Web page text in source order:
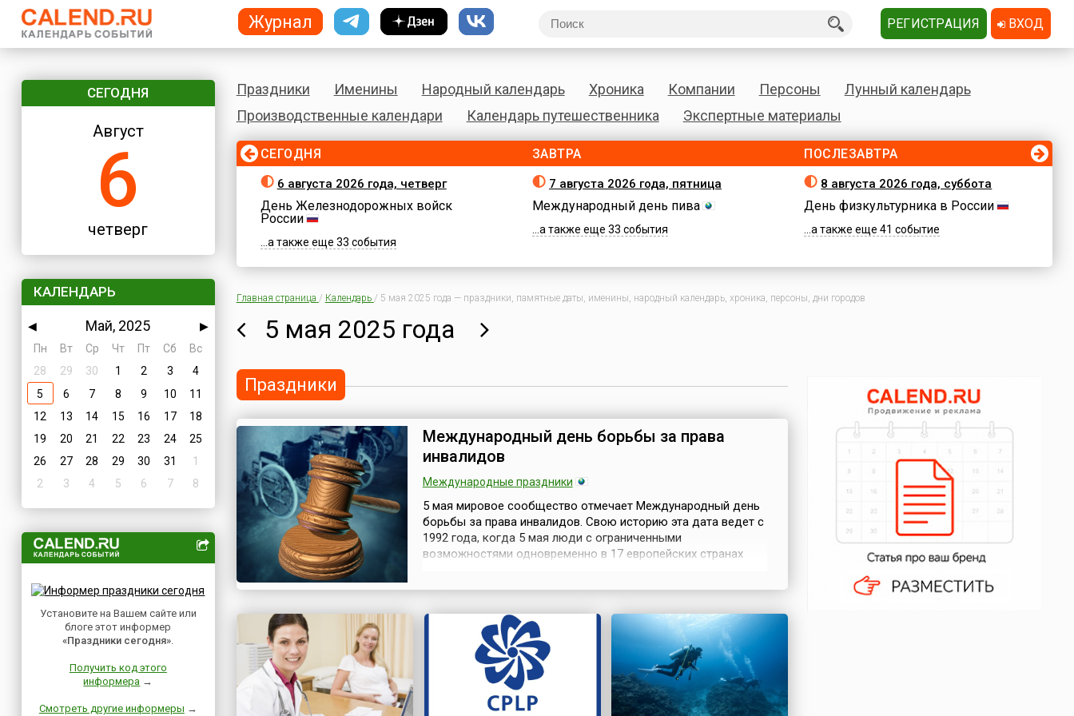
СЕГОДНЯ
Август
6
четверг
КАЛЕНДАРЬ
◀ Май, 2025
▶
Пн
Вт Ср Чт Пт Сб
Вс
28
29 30 1 2 3
4
5
6 7 8 9 10
11
12
13 14 15 16 17
18
19
20 21 22 23 24
25
26
27 28 29 30 31
1
2
3 4 5 6 7 8
Установите на Вашем сайте или
блоге этот информер
«Праздники сегодня».
Получить код этого
информера →
Смотреть другие информеры →
Праздники Именины Народный календарь Хроника Компании Персоны
Лунный календарь
Производственные календари
Календарь путешественника Экспертные материалы
СЕГОДНЯ
6 августа 2026 года, четверг
День Железнодорожных войск
России
...а также еще 33 события
ЗАВТРА
7 августа 2026 года, пятница
Международный день пива
...а также еще 33 события
ПОСЛЕЗАВТРА
8 августа 2026 года, суббота
День физкультурника в России
...а также еще 41 событие
Главная страница / Календарь / 5 мая 2025 года — праздники, памятные даты, именины, народный календарь, хроника, персоны, дни городов
5 мая 2025 года
Праздники
Международный день борьбы за права
инвалидов
Международные праздники
5 мая мировое сообщество отмечает Международный день
борьбы за права инвалидов. Свою историю эта дата ведет с
1992 года, когда 5 мая люди с ограниченными
возможностями одновременно в 17 европейских странах
времени подобные мероприятия стали тради...
Журнал РЕГИСТРАЦИЯ ВХОД